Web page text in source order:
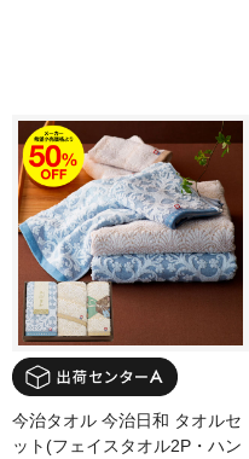
今治タオル 今治日和 タオルセ
ット(フェイスタオル2P・ハン